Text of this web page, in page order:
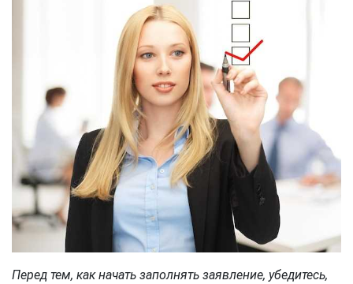
Перед тем, как начать заполнять заявление, убедитесь,